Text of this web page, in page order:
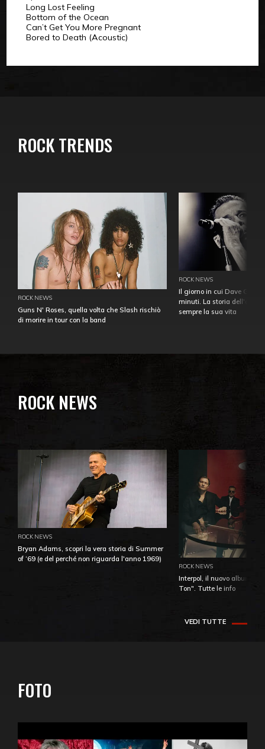
Long Lost Feeling
Bottom of the Ocean
Can’t Get You More Pregnant
Bored to Death (Acoustic)
ROCK TRENDS
ROCK NEWS
Guns N' Roses, quella volta che Slash rischiò
di morire in tour con la band
ROCK NEWS
Il giorno in cui Dave
minuti. La storia
sempre la sua vita
ROCK NEWS
ROCK NEWS
Bryan Adams, scopri la vera storia di Summer
of ‘69 (e del perché non riguarda l'anno 1969)
ROCK NEWS
Interpol, il nuovo album
Ton". Tutte le info
VEDI TUTTE
FOTO